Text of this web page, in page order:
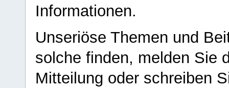
Informationen.
Unseriöse Themen und
solche finden, melden Sie
Mitteilung oder schreiben